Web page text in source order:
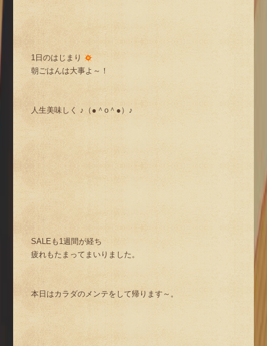
1日のはじまり
朝ごはんは大事よ～！
人生美味しく ♪（●＾o＾●）♪
SALEも1週間が経ち
疲れもたまってまいりました。
本日はカラダのメンテをして帰ります～。